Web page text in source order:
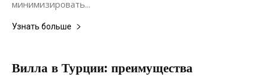
минимизировать...
Узнать больше
Вилла в Турции: преимущества
28.07.2019